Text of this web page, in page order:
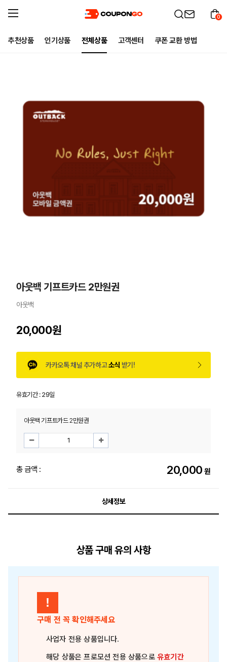
추천상품 인기상품 전체상품 고객센터 쿠폰 교환 방법
0
아웃백 기프트카드 2만원권
아웃백
20,000원
카카오톡 채널 추가하고소식 받기!
유효기간 :29일
아웃백 기프트카드 2만원권
총 금액 : 20,000 원
상세정보
상품 구매 유의 사항
!
구매 전 꼭 확인해주세요
사업자 전용 상품입니다.
해당 상품은프로모션 전용 상품으로유효기간